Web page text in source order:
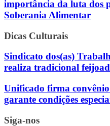
importância da luta dos
Soberania Alimentar
Dicas Culturais
Sindicato dos(as)
realiza tradicional
Unificado firma
garante condições
Siga-nos